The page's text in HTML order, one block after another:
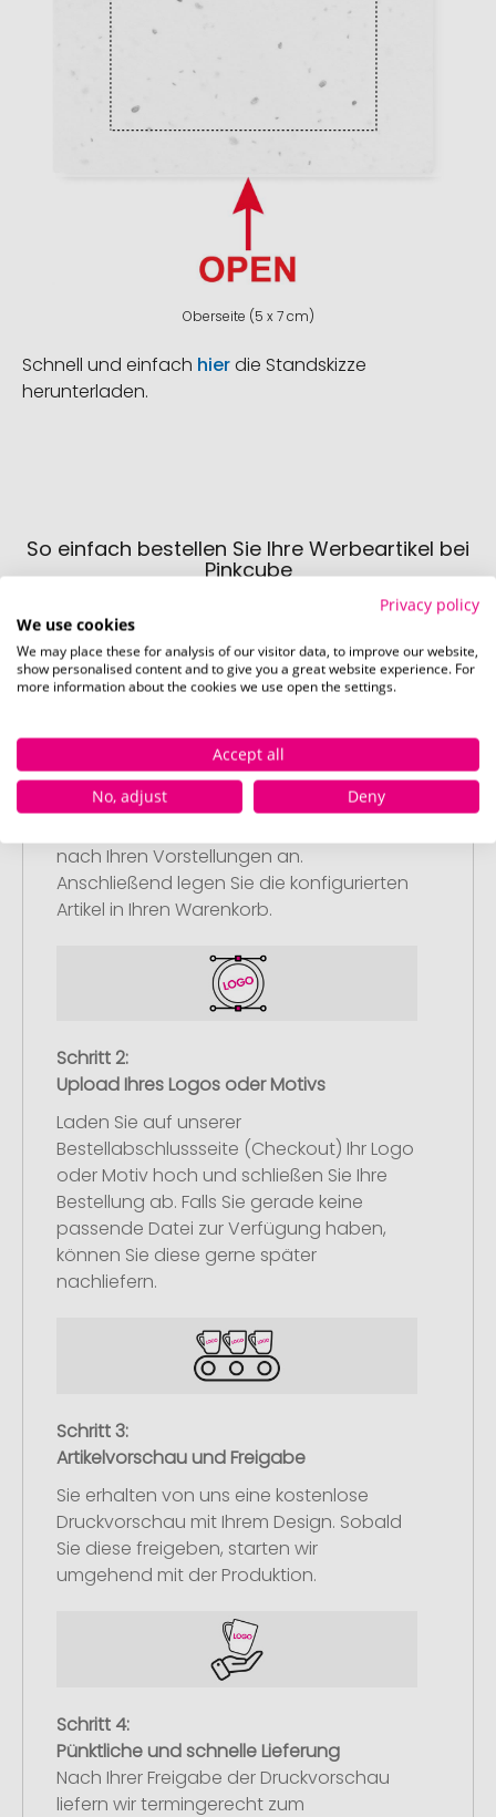
Oberseite (5 x 7 cm)
Schnell und einfach hierdie Standskizze
herunterladen.
So einfach bestellen Sie Ihre Werbeartikel bei
Pinkcube
Artikelkonfiguration
Wählen Sie Ihre gewünschten
nach Ihren Vorstellungen an.
Anschließend legen Sie die konfigurierten
Artikel in Ihren Warenkorb.
Schritt 2:
Upload Ihres Logos oder Motivs
Laden Sie auf unserer
Bestellabschlussseite (Checkout) Ihr Logo
oder Motiv hoch und schließen Sie Ihre
Bestellung ab. Falls Sie gerade keine
passende Datei zur Verfügung haben,
können Sie diese gerne später
nachliefern.
Schritt 3:
Artikelvorschau und Freigabe
Sie erhalten von uns eine kostenlose
Druckvorschau mit Ihrem Design. Sobald
Sie diese freigeben, starten wir
umgehend mit der Produktion.
Schritt 4:
Pünktliche und schnelle Lieferung
Nach Ihrer Freigabe der Druckvorschau
liefern wir termingerecht zum
Privacy policy
We use cookies
We may place these for analysis of our visitor data, to improve our website,
show personalised content and to give you a great website experience. For
more information about the cookies we use open the settings.
Accept all
No, adjust
Deny